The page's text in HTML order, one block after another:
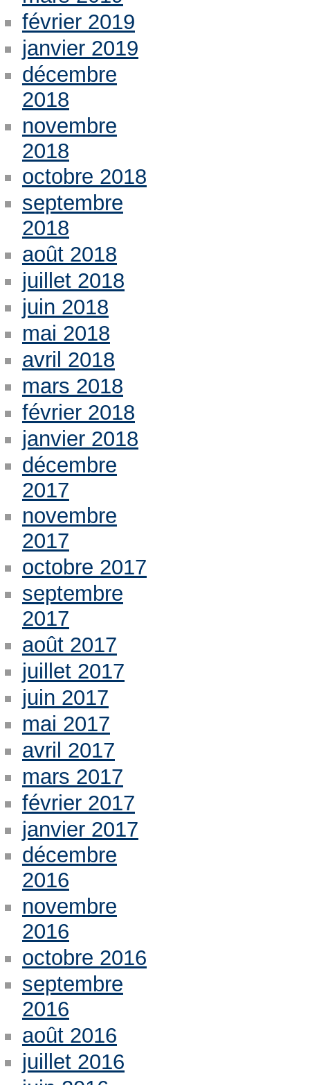
février 2019
janvier 2019
décembre
2018
novembre
2018
octobre 2018
septembre
2018
août 2018
juillet 2018
juin 2018
mai 2018
avril 2018
mars 2018
février 2018
janvier 2018
décembre
2017
novembre
2017
octobre 2017
septembre
2017
août 2017
juillet 2017
juin 2017
mai 2017
avril 2017
mars 2017
février 2017
janvier 2017
décembre
2016
novembre
2016
octobre 2016
septembre
2016
août 2016
juillet 2016